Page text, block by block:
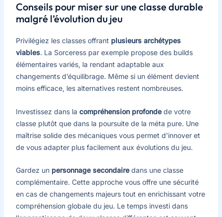
Conseils pour miser sur une classe durable
malgré l’évolution du jeu
Privilégiez les classes offrant plusieurs archétypes
viables. La Sorceress par exemple propose des builds
élémentaires variés, la rendant adaptable aux
changements d’équilibrage. Même si un élément devient
moins efficace, les alternatives restent nombreuses.
Investissez dans la compréhension profondede votre
classe plutôt que dans la poursuite de la méta pure. Une
maîtrise solide des mécaniques vous permet d’innover et
de vous adapter plus facilement aux évolutions du jeu.
Gardez un personnage secondairedans une classe
complémentaire. Cette approche vous offre une sécurité
en cas de changements majeurs tout en enrichissant votre
compréhension globale du jeu. Le temps investi dans